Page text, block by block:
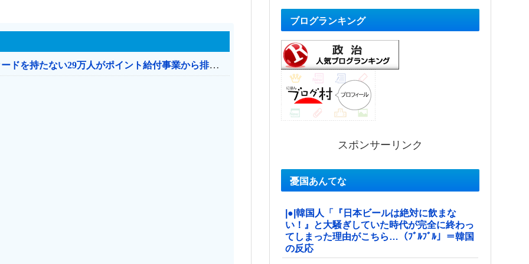
共産党「これは酷い…京都市でマイナンバーカードを持たない29万人がポイント給付事業から排除された」
ブログランキング
スポンサーリンク
憂国あんてな
|●|韓国人「『日本ビールは絶対に飲まな
い！』と大騒ぎしていた時代が完全に終わっ
てしまった理由がこちら…（ﾌﾞﾙﾌﾞﾙ」＝韓国
の反応